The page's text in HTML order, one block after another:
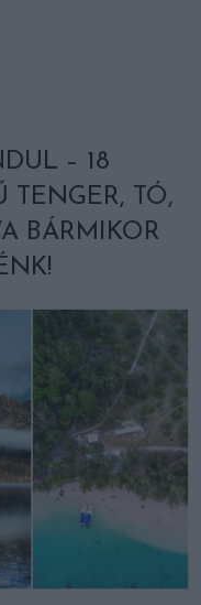
– 18
TENGER, TÓ,
BÁRMIKOR